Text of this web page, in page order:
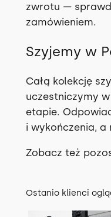
zwrotu —
zamówieniem.
Szyjemy w
Całą kolekcję
uczestniczymy
etapie.
i wykończenia, a
Zobacz też
Ostanio klienci